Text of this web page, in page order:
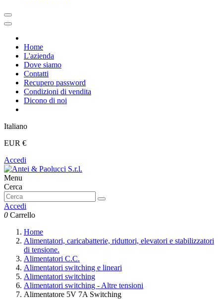
Home
L'azienda
Dove siamo
Contatti
Recupero password
Condizioni di vendita
Dicono di noi
Italiano
EUR €
Accedi
Menu
Cerca
Accedi
0 Carrello
Home
Alimentatori, caricabatterie, riduttori, elevatori e stabilizzatori
di tensione.
Alimentatori C.C.
Alimentatori switching e lineari
Alimentatori switching
Alimentatori switching - Altre tensioni
Alimentatore 5V 7A Switching